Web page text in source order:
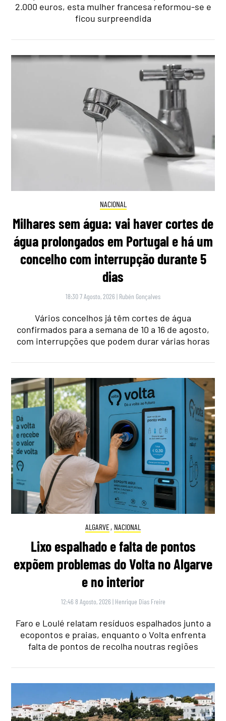
2.000 euros, esta mulher francesa reformou-se e
ficou surpreendida
NACIONAL
Milhares sem água: vai haver cortes de
água prolongados em Portugal e há um
concelho com interrupção durante 5
dias
18:30 7 Agosto, 2026 | Rubén Gonçalves
Vários concelhos já têm cortes de água
confirmados para a semana de 10 a 16 de agosto,
com interrupções que podem durar várias horas
ALGARVE, NACIONAL
Lixo espalhado e falta de pontos
expõem problemas do Volta no Algarve
e no interior
12:46 8 Agosto, 2026 | Henrique Dias Freire
Faro e Loulé relatam resíduos espalhados junto a
ecopontos e praias, enquanto o Volta enfrenta
falta de pontos de recolha noutras regiões